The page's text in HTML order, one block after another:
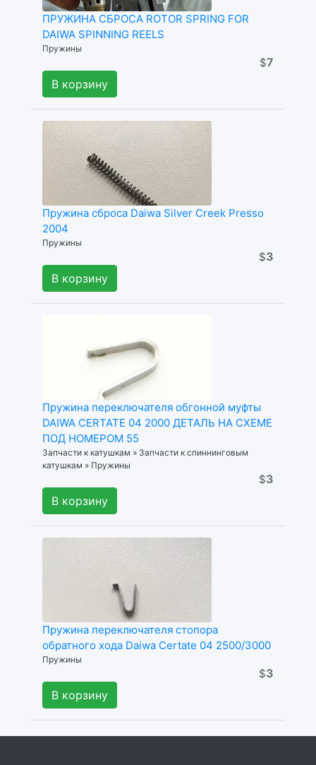
ПРУЖИНА СБРОСА ROTOR SPRING FOR
DAIWA SPINNING REELS
Пружины
$7
В корзину
Пружина сброса Daiwa Silver Creek Presso
2004
Пружины
$3
В корзину
Пружина переключателя обгонной муфты
DAIWA CERTATE 04 2000 ДЕТАЛЬ НА СХЕМЕ
ПОД НОМЕРОМ 55
Запчасти к катушкам » Запчасти к спиннинговым
катушкам » Пружины
$3
В корзину
Пружина переключателя стопора
обратного хода Daiwa Certate 04 2500/3000
Пружины
$3
В корзину